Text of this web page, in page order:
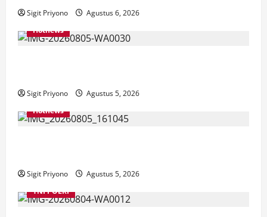
Sigit Priyono
Agustus 6, 2026
Hotnews
Sigit Priyono
Agustus 5, 2026
Hotnews
Sigit Priyono
Agustus 5, 2026
TNI POLRI